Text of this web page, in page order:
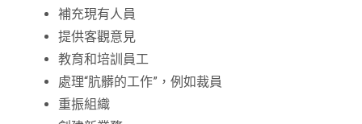
補充現有人員
提供客觀意見
教育和培訓員工
處理“肮髒的工作”，例如裁員
重振組織